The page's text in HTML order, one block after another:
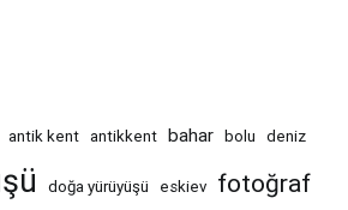
antik kent antikkent bahar bolu deniz
doğa yürüyüşü eskiev fotoğraf